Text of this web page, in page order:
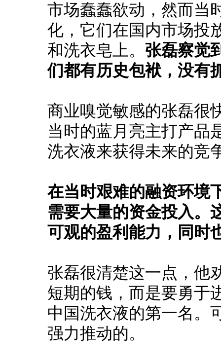
市场蠢蠢欲动，然而当
化，它们在国内市场投
和洗衣皂上。 张磊察觉
们都有历史包袱，没有
商业嗅觉敏感的张磊很
当时的蓝月亮主打产品
洗衣液来获得未来的竞
在当时艰难的融资环境
需要大量的资金投入。
可观的盈利能力，同时
张磊很清楚这一点，他
短期的钱，而是要勇于
中国洗衣液的第一名。
强力推动的。